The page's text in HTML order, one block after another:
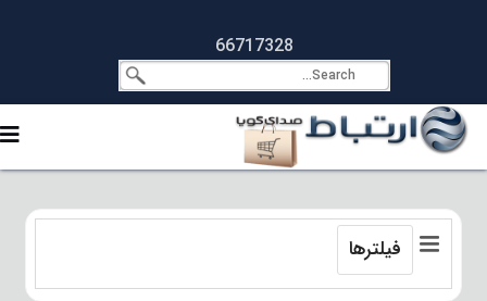
66717328
فیلترها